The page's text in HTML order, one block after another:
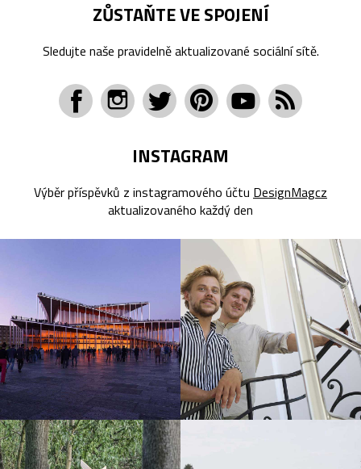
ZŮSTAŇTE VE SPOJENÍ
Sledujte naše pravidelně aktualizované sociální sítě.
INSTAGRAM
Výběr příspěvků z instagramového účtu DesignMagcz
aktualizovaného každý den